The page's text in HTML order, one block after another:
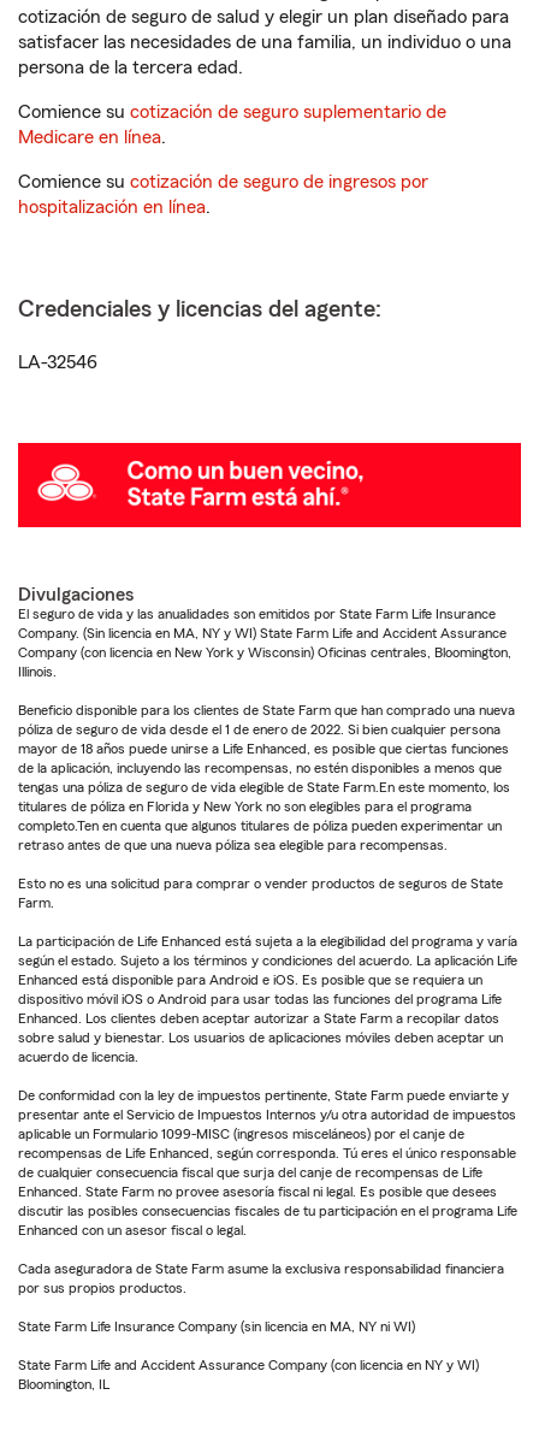
cotización de seguro de salud y elegir un plan diseñado para
satisfacer las necesidades de una familia, un individuo o una
persona de la tercera edad.
Comience su cotización de seguro suplementario de
Medicare en línea.
Comience su cotización de seguro de ingresos por
hospitalización en línea.
Credenciales y licencias del agente:
LA-32546
Divulgaciones
El seguro de vida y las anualidades son emitidos por State Farm Life Insurance
Company. (Sin licencia en MA, NY y WI) State Farm Life and Accident Assurance
Company (con licencia en New York y Wisconsin) Oficinas centrales, Bloomington,
Illinois.
Beneficio disponible para los clientes de State Farm que han comprado una nueva
póliza de seguro de vida desde el 1 de enero de 2022. Si bien cualquier persona
mayor de 18 años puede unirse a Life Enhanced, es posible que ciertas funciones
de la aplicación, incluyendo las recompensas, no estén disponibles a menos que
tengas una póliza de seguro de vida elegible de State Farm.En este momento, los
titulares de póliza en Florida y New York no son elegibles para el programa
completo.Ten en cuenta que algunos titulares de póliza pueden experimentar un
retraso antes de que una nueva póliza sea elegible para recompensas.
Esto no es una solicitud para comprar o vender productos de seguros de State
Farm.
La participación de Life Enhanced está sujeta a la elegibilidad del programa y varía
según el estado. Sujeto a los términos y condiciones del acuerdo. La aplicación Life
Enhanced está disponible para Android e iOS. Es posible que se requiera un
dispositivo móvil iOS o Android para usar todas las funciones del programa Life
Enhanced. Los clientes deben aceptar autorizar a State Farm a recopilar datos
sobre salud y bienestar. Los usuarios de aplicaciones móviles deben aceptar un
acuerdo de licencia.
De conformidad con la ley de impuestos pertinente, State Farm puede enviarte y
presentar ante el Servicio de Impuestos Internos y/u otra autoridad de impuestos
aplicable un Formulario 1099-MISC (ingresos misceláneos) por el canje de
recompensas de Life Enhanced, según corresponda. Tú eres el único responsable
de cualquier consecuencia fiscal que surja del canje de recompensas de Life
Enhanced. State Farm no provee asesoría fiscal ni legal. Es posible que desees
discutir las posibles consecuencias fiscales de tu participación en el programa Life
Enhanced con un asesor fiscal o legal.
Cada aseguradora de State Farm asume la exclusiva responsabilidad financiera
por sus propios productos.
State Farm Life Insurance Company (sin licencia en MA, NY ni WI)
State Farm Life and Accident Assurance Company (con licencia en NY y WI)
Bloomington, IL